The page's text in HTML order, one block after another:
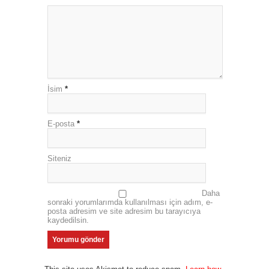
İsim *
E-posta *
Siteniz
Daha
sonraki yorumlarımda kullanılması için adım, e-
posta adresim ve site adresim bu tarayıcıya
kaydedilsin.